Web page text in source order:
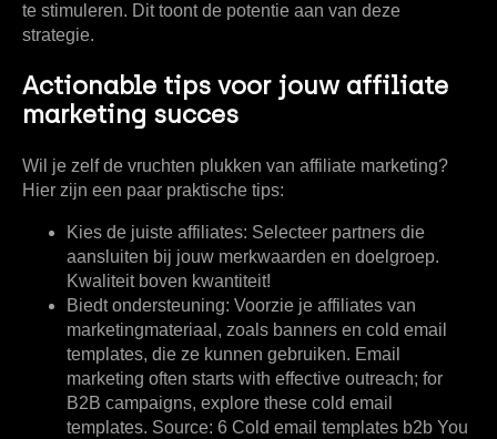
te stimuleren. Dit toont de potentie aan van deze
strategie.
Actionable tips voor jouw affiliate
marketing succes
Wil je zelf de vruchten plukken van affiliate marketing?
Hier zijn een paar praktische tips:
Kies de juiste affiliates: Selecteer partners die
aansluiten bij jouw merkwaarden en doelgroep.
Kwaliteit boven kwantiteit!
Biedt ondersteuning: Voorzie je affiliates van
marketingmateriaal, zoals banners en cold email
templates, die ze kunnen gebruiken. Email
marketing often starts with effective outreach; for
B2B campaigns, explore these cold email
templates. Source: 6 Cold email templates b2b You